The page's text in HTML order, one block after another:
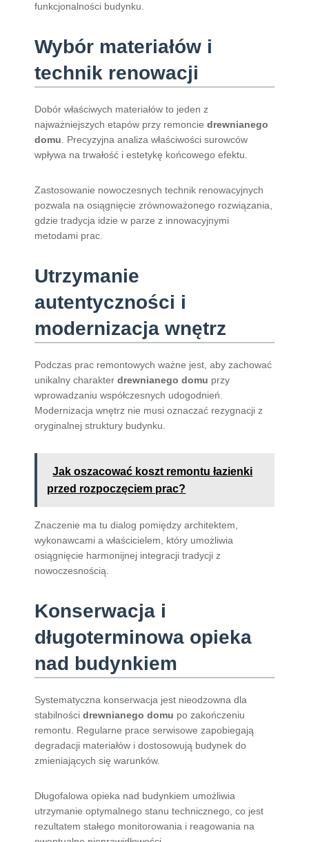
funkcjonalności budynku.
Wybór materiałów i
technik renowacji
Dobór właściwych materiałów to jeden z
najważniejszych etapów przy remonciedrewnianego
domu. Precyzyjna analiza właściwości surowców
wpływa na trwałość i estetykę końcowego efektu.
Zastosowanie nowoczesnych technik renowacyjnych
pozwala na osiągnięcie zrównoważonego rozwiązania,
gdzie tradycja idzie w parze z innowacyjnymi
metodami prac.
Utrzymanie
autentyczności i
modernizacja wnętrz
Podczas prac remontowych ważne jest, aby zachować
unikalny charakterdrewnianego domu przy
wprowadzaniu współczesnych udogodnień.
Modernizacja wnętrz nie musi oznaczać rezygnacji z
oryginalnej struktury budynku.
Jak oszacować koszt remontu łazienki
przed rozpoczęciem prac?
Znaczenie ma tu dialog pomiędzy architektem,
wykonawcami a właścicielem, który umożliwia
osiągnięcie harmonijnej integracji tradycji z
nowoczesnością.
Konserwacja i
długoterminowa opieka
nad budynkiem
Systematyczna konserwacja jest nieodzowna dla
stabilnościdrewnianego domu po zakończeniu
remontu. Regularne prace serwisowe zapobiegają
degradacji materiałów i dostosowują budynek do
zmieniających się warunków.
Długofalowa opieka nad budynkiem umożliwia
utrzymanie optymalnego stanu technicznego, co jest
rezultatem stałego monitorowania i reagowania na